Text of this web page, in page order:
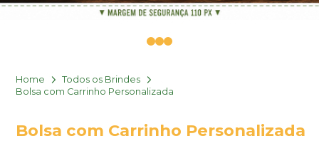
01 2
Home
Todos os Brindes
Bolsa com Carrinho Personalizada
Bolsa com Carrinho Personalizada